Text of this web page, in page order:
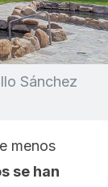
Sánchez
menos
se han